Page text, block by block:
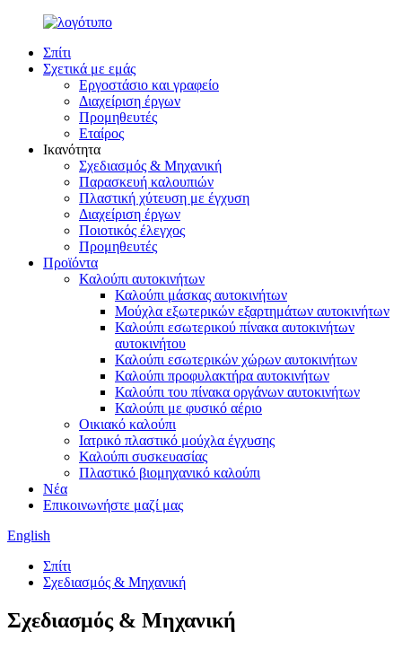
Σπίτι
Σχετικά με εμάς
Εργοστάσιο και γραφείο
Διαχείριση έργων
Προμηθευτές
Εταίρος
Ικανότητα
Σχεδιασμός & Μηχανική
Παρασκευή καλουπιών
Πλαστική χύτευση με έγχυση
Διαχείριση έργων
Ποιοτικός έλεγχος
Προμηθευτές
Προϊόντα
Καλούπι αυτοκινήτων
Καλούπι μάσκας αυτοκινήτων
Μούχλα εξωτερικών εξαρτημάτων αυτοκινήτων
Καλούπι εσωτερικού πίνακα αυτοκινήτων
αυτοκινήτου
Καλούπι εσωτερικών χώρων αυτοκινήτων
Καλούπι προφυλακτήρα αυτοκινήτων
Καλούπι του πίνακα οργάνων αυτοκινήτων
Καλούπι με φυσικό αέριο
Οικιακό καλούπι
Ιατρικό πλαστικό μούχλα έγχυσης
Καλούπι συσκευασίας
Πλαστικό βιομηχανικό καλούπι
Νέα
Επικοινωνήστε μαζί μας
English
Σπίτι
Σχεδιασμός & Μηχανική
Σχεδιασμός & Μηχανική